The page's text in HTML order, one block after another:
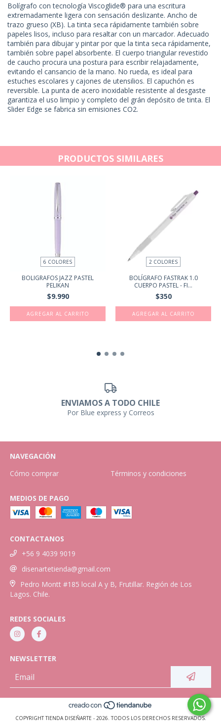
Bolígrafo con tecnología Viscoglide® para una escritura
extremadamente ligera con sensación deslizante. Ancho de
trazo grueso (XB). La tinta seca rápidamente también sobre
papeles lisos, incluso para resaltar con un marcador. Adecuado
también para dibujar y pintar por que la tinta seca rápidamente,
también sobre papel absorbente. El cuerpo triangular revestido
de caucho procura una postura para escribir relajadamente,
evitando el cansancio de la mano. No rueda, es ideal para
estuches escolares y cajones de utensilios. El capuchón es
reversible. La punta de acero inoxidable resistente al desgaste
garantiza el uso limpio y completo del grán depósito de tinta. El
Slider Edge se fabrica sin emisiones CO2.
PRODUCTOS SIMILARES
6 COLORES
BOLIGRAFOS JAZZ PASTEL
PELIKAN
$9.990
AGREGAR AL CARRITO
2 COLORES
BOLÍGRAFO FASTRAK 1.0
CUERPO PASTEL - FI...
$350
AGREGAR AL CARRITO
ENVIAMOS A TODO CHILE
Por Blue express y Correos
NAVEGACIÓN
Cómo comprar
Términos y condiciones
MEDIOS DE PAGO
CONTACTANOS
+56 9 4039 9019
disenartetienda@gmail.com
Pedro Montt #185 local A y B, Frutillar. Región de Los
Lagos. Chile.
REDES SOCIALES
NEWSLETTER
COPYRIGHT TIENDA DISEÑARTE - 2026. TODOS LOS DERECHOS RESERVADOS.